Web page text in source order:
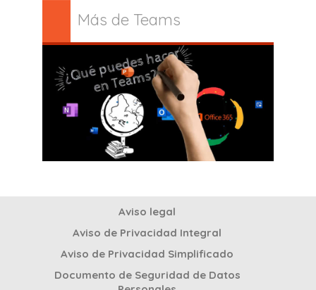
Más de Teams
Aviso legal
Aviso de Privacidad Integral
Aviso de Privacidad Simplificado
Documento de Seguridad de Datos